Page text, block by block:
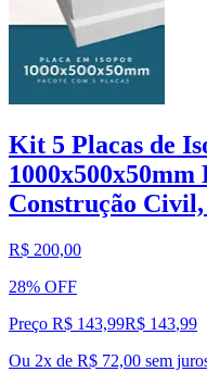
Kit 5 Placas de
1000x500x50mm
Construção
R$ 200,00
28% OFF
Preço R$ 143,99R$ 143,99
Ou 2x de R$ 72,00 sem